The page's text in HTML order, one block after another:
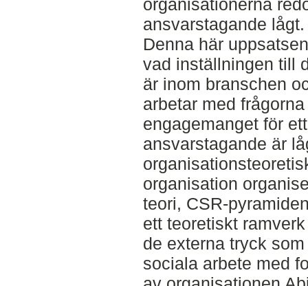
organisationerna
ansvarstagande lågt.
Denna här
vad inställningen till
är inom branschen
arbetar med
engagemanget för
ansvarstagande är
organisation
teori, CSR-
ett teoretiskt
de externa tryck
sociala arbete med